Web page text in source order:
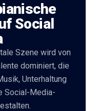
Social
Szene wird von
dominiert, die
Unterhaltung
Social-Media-